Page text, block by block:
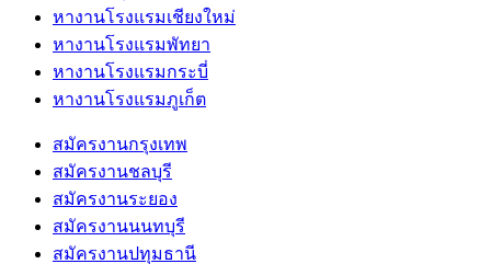
หางานโรงแรมเชียงใหม่
หางานโรงแรมพัทยา
หางานโรงแรมกระบี่
หางานโรงแรมภูเก็ต
สมัครงานกรุงเทพ
สมัครงานชลบุรี
สมัครงานระยอง
สมัครงานนนทบุรี
สมัครงานปทุมธานี